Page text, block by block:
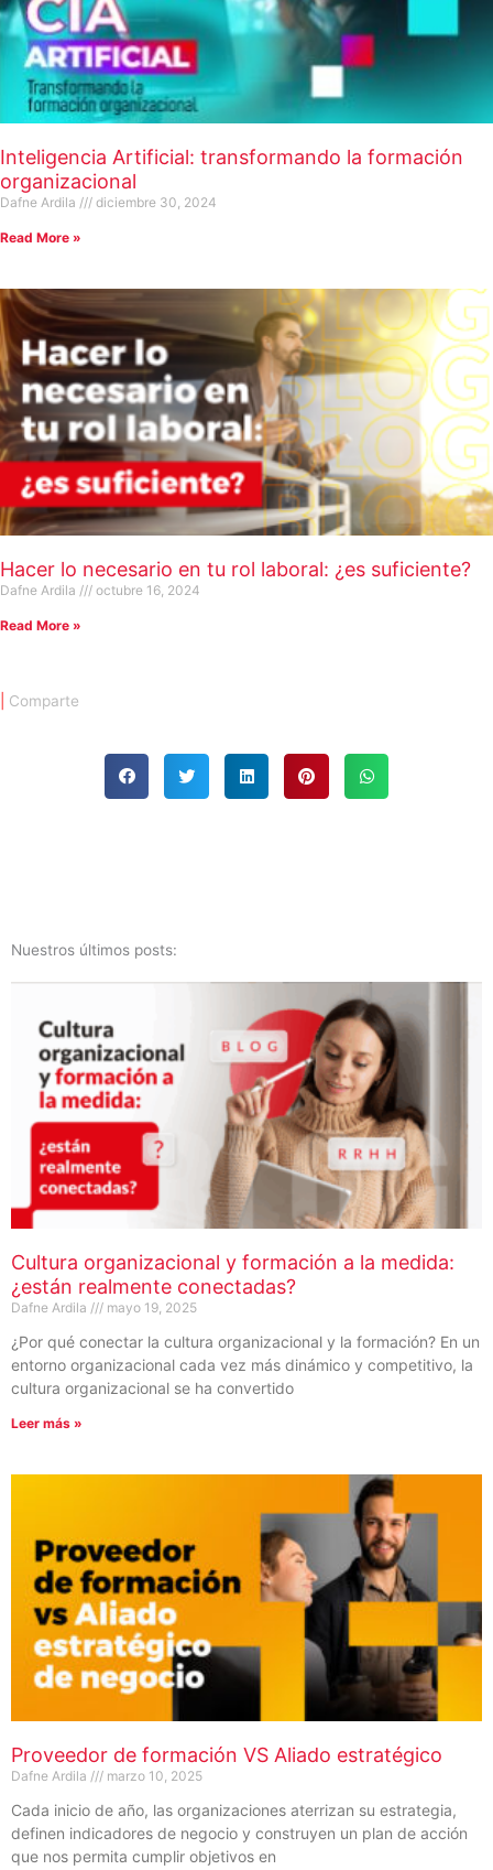
Inteligencia Artificial: transformando la formación
organizacional
Dafne Ardila diciembre 30, 2024
Read More »
Hacer lo necesario en tu rol laboral: ¿es suficiente?
Dafne Ardila octubre 16, 2024
Read More »
Comparte
Nuestros últimos posts:
Cultura organizacional y formación a la medida:
¿están realmente conectadas?
Dafne Ardila mayo 19, 2025
¿Por qué conectar la cultura organizacional y la formación? En un
entorno organizacional cada vez más dinámico y competitivo, la
cultura organizacional se ha convertido
Leer más »
Proveedor de formación VS Aliado estratégico
Dafne Ardila marzo 10, 2025
Cada inicio de año, las organizaciones aterrizan su estrategia,
definen indicadores de negocio y construyen un plan de acción
que nos permita cumplir objetivos en